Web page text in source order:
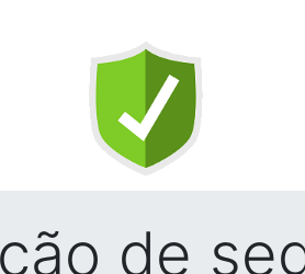
de